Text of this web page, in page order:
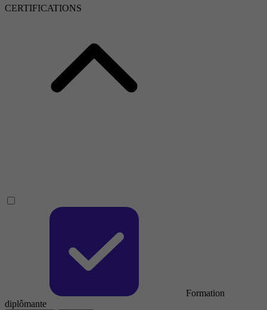
CERTIFICATIONS
Formation
diplômante